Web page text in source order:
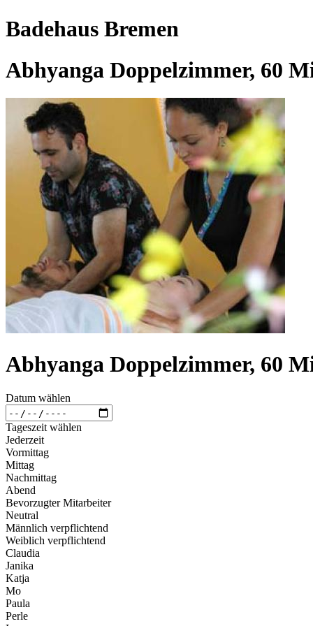
Badehaus Bremen
Abhyanga Doppelzimmer, 60
Abhyanga Doppelzimmer, 60
Datum wählen
Tageszeit wählen
Jederzeit
Vormittag
Mittag
Nachmittag
Abend
Bevorzugter Mitarbeiter
Neutral
Männlich verpflichtend
Weiblich verpflichtend
Claudia
Janika
Katja
Mo
Paula
Perle